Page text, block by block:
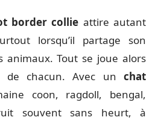
border collie attire autant
lorsqu’il partage son
animaux. Tout se joue alors
de chacun. Avec un chat
coon, ragdoll, bengal,
souvent sans heurt, à